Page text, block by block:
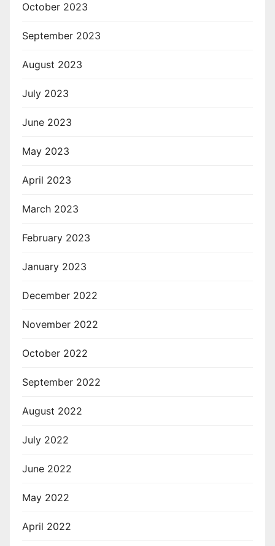
October 2023
September 2023
August 2023
July 2023
June 2023
May 2023
April 2023
March 2023
February 2023
January 2023
December 2022
November 2022
October 2022
September 2022
August 2022
July 2022
June 2022
May 2022
April 2022